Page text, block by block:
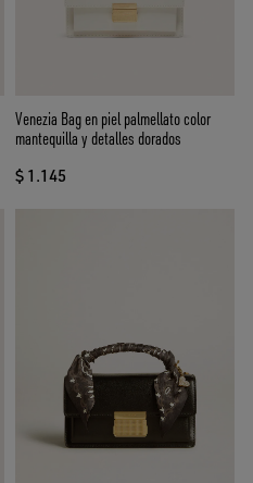
Venezia Bag en piel palmellato color
mantequilla y detalles dorados
$ 1.145